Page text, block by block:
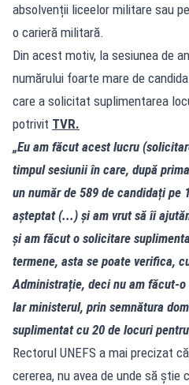
absolvenții liceelor militare sau
o carieră militară.
Din acest motiv, la sesiunea de
numărului foarte mare de
care a solicitat suplimentarea
potrivit TVR.
„Eu am făcut acest lucru
timpul sesiunii în care, după
un număr de 589 de candidați pe
așteptat (...) și am vrut să îi
și am făcut o solicitare
termene, asta se poate verifica,
Administrație, deci nu am făcut-
Iar ministerul, prin semnătura
suplimentat cu 20 de locuri
Rectorul UNEFS a mai precizat
cererea, nu avea de unde să